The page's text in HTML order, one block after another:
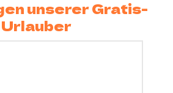
unserer Gratis-
Urlauber